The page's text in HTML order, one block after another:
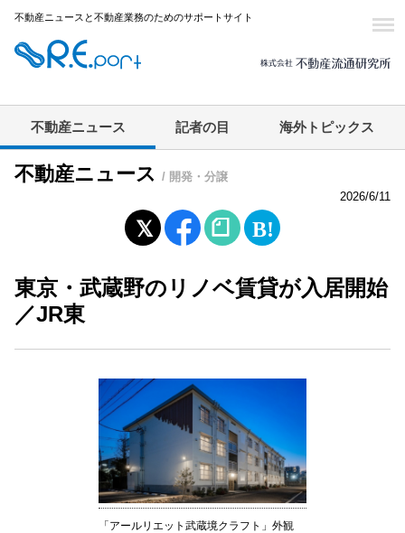
不動産ニュースと不動産業務のためのサポートサイト
不動産ニュース 記者の目 海外トピックス
不動産ニュース / 開発・分譲
2026/6/11
東京・武蔵野のリノベ賃貸が入居開始
／JR東
「アールリエット武蔵境クラフト」外観